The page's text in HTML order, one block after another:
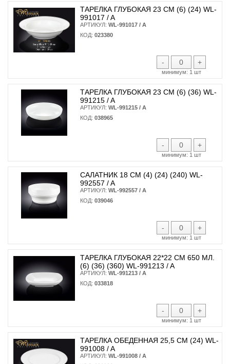
ТАРЕЛКА ГЛУБОКАЯ 23 СМ (6) (24) WL-
991017 / A
АРТИКУЛ: WL-991017 / A
КОД: 023380
- +
минимум: 1 шт
ТАРЕЛКА ГЛУБОКАЯ 23 СМ (6) (36) WL-
991215 / A
АРТИКУЛ: WL-991215 / A
КОД: 038965
- +
минимум: 1 шт
САЛАТНИК 18 СМ (4) (24) (240) WL-
992557 / A
АРТИКУЛ: WL-992557 / A
КОД: 039046
- +
минимум: 1 шт
ТАРЕЛКА ГЛУБОКАЯ 22*22 СМ 650 МЛ.
(6) (36) (360) WL-991213 / A
АРТИКУЛ: WL-991213 / A
КОД: 033818
- +
минимум: 1 шт
ТАРЕЛКА ОБЕДЕННАЯ 25,5 СМ (24) WL-
991008 / A
АРТИКУЛ: WL-991008 / A